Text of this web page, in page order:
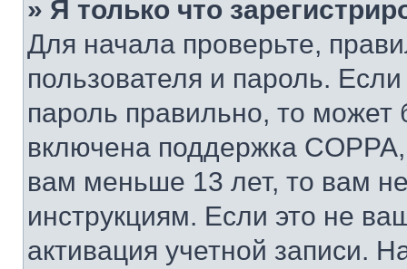
» Я только что
Для начала проверьте,
пользователя и пароль.
пароль правильно, то может
включена поддержка
вам меньше 13 лет, то вам
инструкциям. Если это не
активация учетной записи.